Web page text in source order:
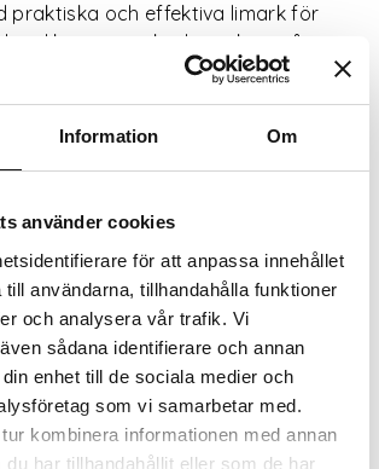
Information Om
använder cookies
för att anpassa innehållet
användarna, tillhandahålla funktioner
och analysera vår trafik. Vi
sådana identifierare och annan
enhet till de sociala medier och
som vi samarbetar med.
kombinera informationen med annan
du har tillhandahållit eller som de har
praktiska och effektiva limark för
indikation av skadeinsekter på
balkonglådor. Enkel att använda
Limarket byts när det blivit fullt av
12 st limark.
insekter.
st)
78 kr
Lägg i varukorgen